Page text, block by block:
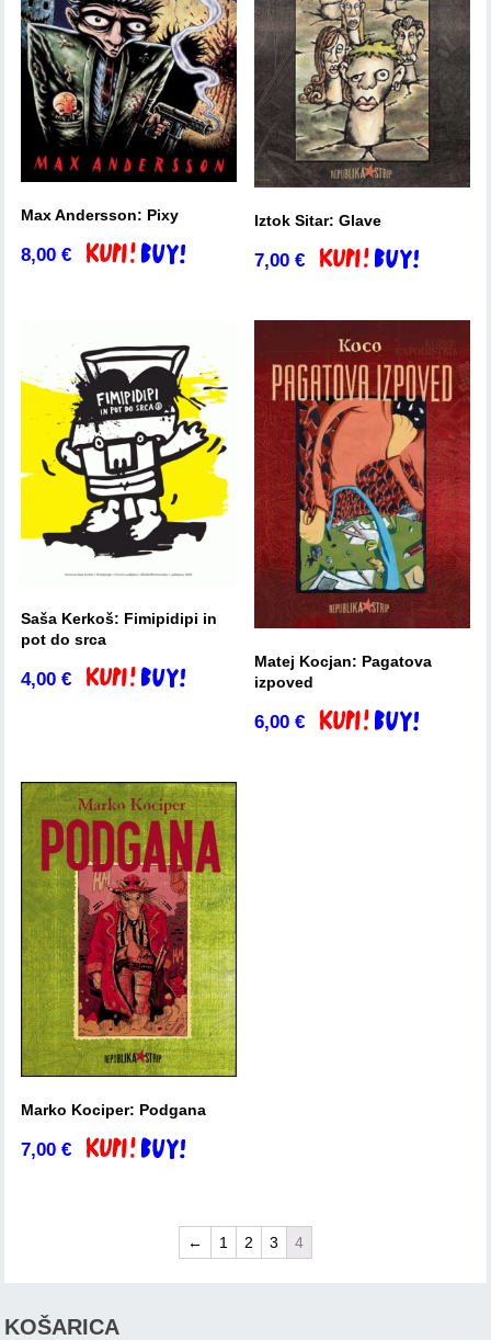
Max Andersson: Pixy
8,00€ Dodaj v košarico
Iztok Sitar: Glave
7,00€ Dodaj v košarico
Saša Kerkoš: Fimipidipi in
pot do srca
4,00€ Dodaj v košarico
Matej Kocjan: Pagatova
izpoved
6,00€ Dodaj v košarico
Marko Kociper: Podgana
7,00€ Dodaj v košarico
← 1 2 3 4
KOŠARICA